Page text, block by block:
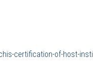
certification-of-host-